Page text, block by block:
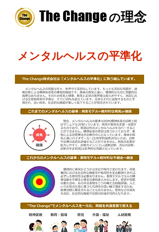
The Changeの理念
​メンタルヘルスの平準化